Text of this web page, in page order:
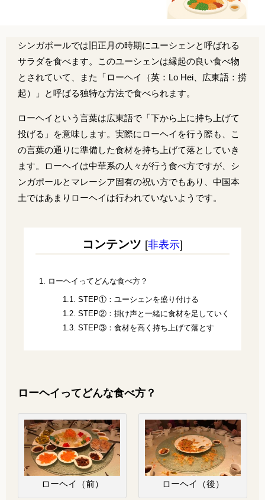
シンガポールでは旧正月の時期にユーシェンと呼ばれる
サラダを食べます。このユーシェンは縁起の良い食べ物
とされていて、また「ローヘイ（英：Lo Hei、広東語： 捞
起）」と呼ばる独特な方法で食べられます。
ローヘイという言葉は広東語で「下から上に持ち上げて
投げる」を意味します。実際にローヘイを行う際も、こ
の言葉の通りに準備した食材を持ち上げて落としていき
ます。
ローヘイは中華系の人々が行う食べ方ですが、シ
ンガポールとマレーシア固有の祝い方でもあり、中国本
土ではあまりローヘイは行われていないようです。
コンテンツ [非表示]
1. ローヘイってどんな食べ方？
1.1.
STEP①：ユーシェンを盛り付ける
1.2. STEP②：掛け声と一緒に食材を足していく
1.3. STEP③：食材を高く持ち上げて落とす
ローヘイってどんな食べ方？
ローヘイ（前） ローヘイ（後）